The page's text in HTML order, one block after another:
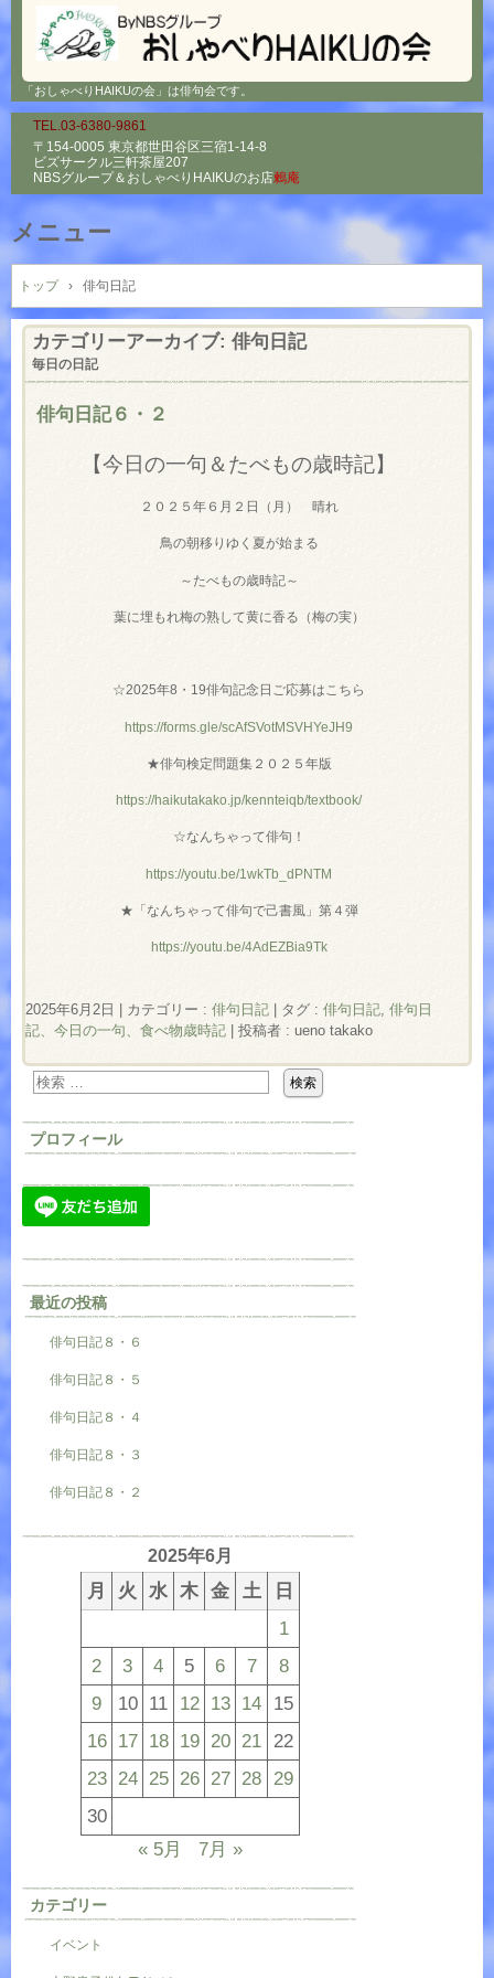
「おしゃべりHAIKUの会」は俳句会です。
TEL.03-6380-9861
〒154-0005 東京都世田谷区三宿1-14-8
ビズサークル三軒茶屋207
NBSグループ＆ おしゃべりHAIKUのお店鶫庵
メニュー
コ
ン
テ
ン
へ
トップ › 俳句日記
カテゴリーアーカイブ: 俳句日記
毎日の日記
俳句日記６・２
【今日の一句＆たべもの歳時記】
２０２５年６月２日（月） 晴れ
鳥の朝移りゆく夏が始まる
～たべもの歳時記～
葉に埋もれ梅の熟して黄に香る（梅の実）
☆2025年8・19俳句記念日ご応募はこちら
https://forms.gle/scAfSVotMSVHYeJH9
★俳句検定問題集２０２５年版
https://haikutakako.jp/kennteiqb/textbook/
☆なんちゃって俳句！
https://youtu.be/1wkTb_dPNTM
★「なんちゃって俳句で己書風」第４弾
https://youtu.be/4AdEZBia9Tk
2025年6月2日 カテゴリー : 俳句日記 タグ : 俳句日記, 俳句日
記、今日の一句、食べ物歳時記
投稿者 : ueno takako
プロフィール
最近の投稿
俳句日記８・６
俳句日記８・５
俳句日記８・４
俳句日記８・３
俳句日記８・２
2025年6月
月 火 水 木 金 土
日
1
2
3 4 5 6 7
8
9
10 11 12 13 14 15
16 17 18 19 20 21 22
23 24 25 26 27 28 29
30
« 5月
7月 »
カテゴリー
イベント